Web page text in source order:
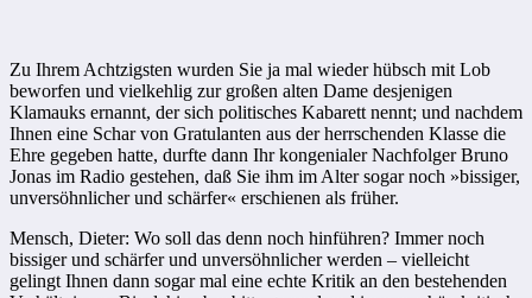
Zu Ihrem Achtzigsten wurden Sie ja mal wieder hübsch mit Lob
beworfen und vielkehlig zur großen alten Dame desjenigen
Klamauks ernannt, der sich politisches Kabarett nennt; und nachdem
Ihnen eine Schar von Gratulanten aus der herrschenden Klasse die
Ehre gegeben hatte, ­durfte dann Ihr kongenialer Nachfolger Bruno
Jonas im Radio gestehen, daß Sie ihm im Alter sogar noch »bissiger,
unversöhnlicher und schärfer« erschienen als früher.
Mensch, Dieter: Wo soll das denn noch hinführen? Immer noch
bissiger und schärfer und unversöhnlicher werden – vielleicht
gelingt Ihnen dann sogar mal eine echte Kritik an den bestehenden